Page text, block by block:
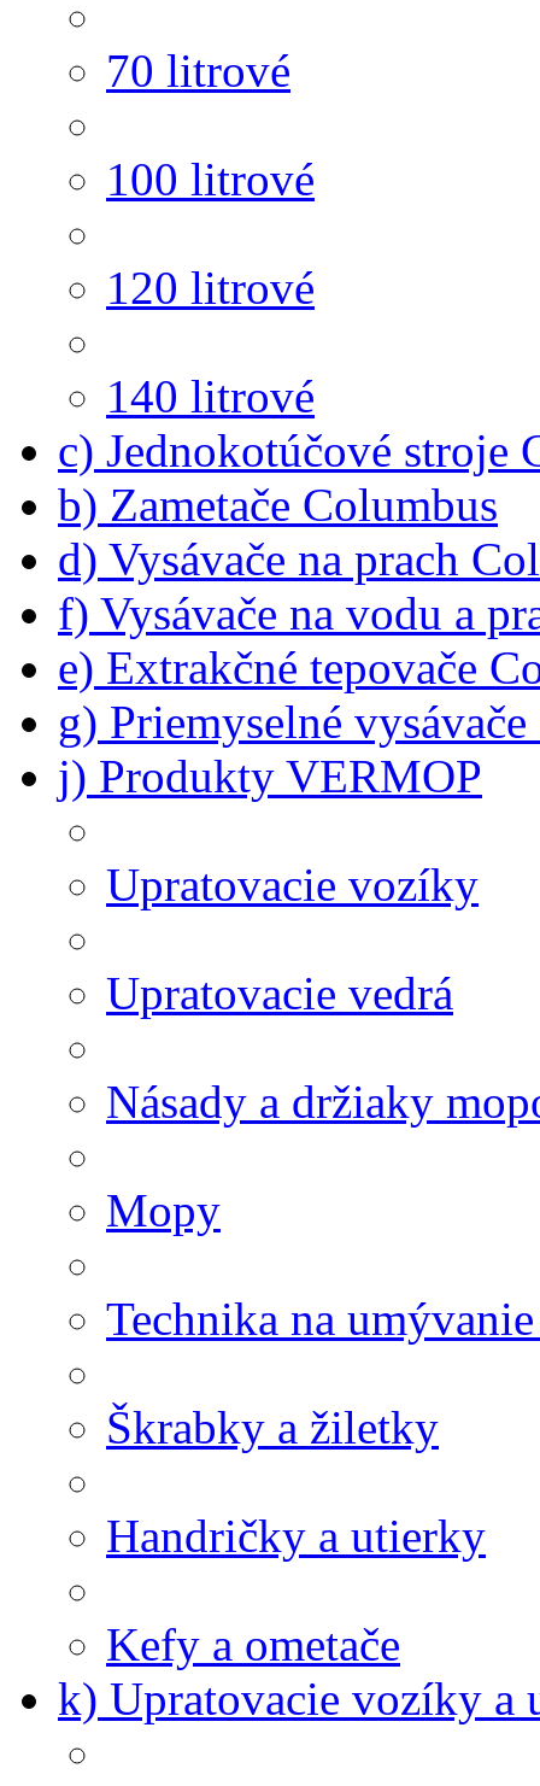
70 litrové
100 litrové
120 litrové
140 litrové
c) Jednokotúčové stroje
b) Zametače Columbus
d) Vysávače na prach
f) Vysávače na vodu a
e) Extrakčné tepovače
g) Priemyselné
j) Produkty VERMOP
Upratovacie vozíky
Upratovacie vedrá
Násady a držiaky
Mopy
Technika na
Škrabky a žiletky
Handričky a utierky
Kefy a ometače
k) Upratovacie vozíky a